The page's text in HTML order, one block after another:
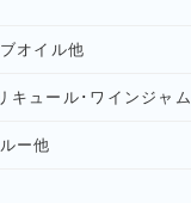
オイル他
キュール･ワインジャム
ー他